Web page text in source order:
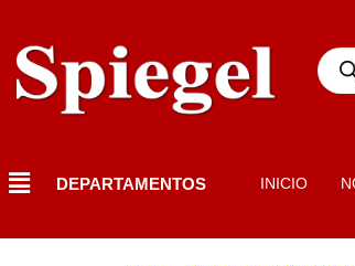
DEPARTAMENTOS INICIO